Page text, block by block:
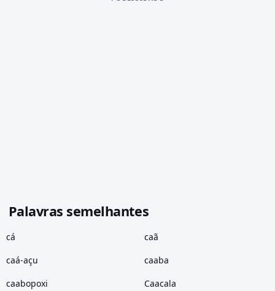
Palavras semelhantes
cá caã
caá-açu caaba
caabopoxi Caacala